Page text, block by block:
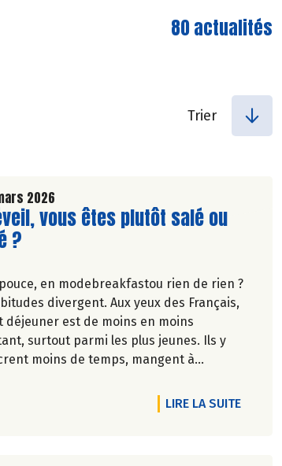
80 actualités
Trier
VINS BIO, LE PRINTEMPS SE PARTAGE.
2026
suite de l'article
vous êtes plutôt salé ou
?
en modebreakfastou rien de rien ?
divergent. Aux yeux des Français,
déjeuner est de moins en moins
surtout parmi les plus jeunes. Ils y
moins de temps, mangent à
LIRE LA SUITEDE